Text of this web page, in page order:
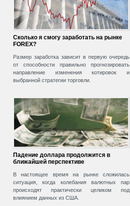
Сколько я смогу заработать на рынке
FOREX?
Размер заработка зависит в первую очередь
от способности правильно прогнозировать
направление изменения котировок и
выбранной стратегии торговли.
Падение доллара продолжится в
ближайшей перспективе
В настоящее время на рынке сложилась
ситуация, когда колебания валютных пар
происходят практически целиком под
влиянием данных из США.